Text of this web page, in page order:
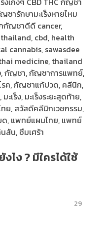
ไง ? มีใครได้ใช้
29